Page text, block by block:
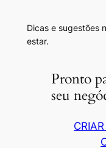
Dicas e sugestões
estar.
Pronto
seu